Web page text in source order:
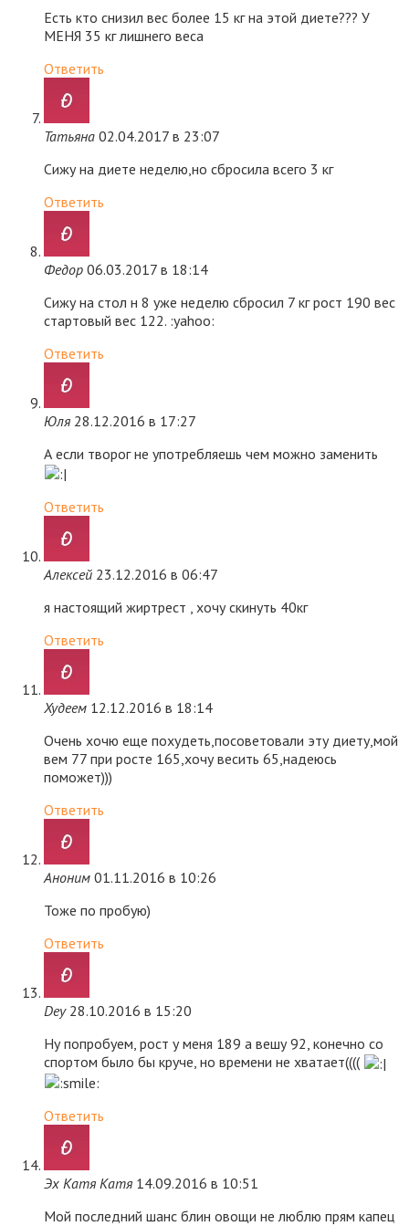
Есть кто снизил вес более 15 кг на этой диете??? У
МЕНЯ 35 кг лишнего веса
Ответить
Татьяна 02.04.2017 в 23:07
Сижу на диете неделю,но сбросила всего 3 кг
Ответить
Федор 06.03.2017 в 18:14
Сижу на стол н 8 уже неделю сбросил 7 кг рост 190 вес
стартовый вес 122. :yahoo:
Ответить
Юля 28.12.2016 в 17:27
А если творог не употребляешь чем можно заменить
Ответить
Алексей 23.12.2016 в 06:47
я настоящий жиртрест , хочу скинуть 40кг
Ответить
Худеем 12.12.2016 в 18:14
Очень хочю еще похудеть,посоветовали эту диету,мой
вем 77 при росте 165,хочу весить 65,надеюсь
поможет)))
Ответить
Аноним 01.11.2016 в 10:26
Тоже по пробую)
Ответить
Dey 28.10.2016 в 15:20
Ну попробуем, рост у меня 189 а вешу 92, конечно со
спортом было бы круче, но времени не хватает((((
Ответить
Эх Катя Катя 14.09.2016 в 10:51
Мой последний шанс блин овощи не люблю прям капец